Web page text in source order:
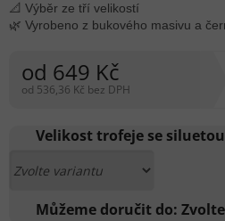
od 649 Kč
od 536,36 Kč bez DPH
cena:
Velikost trofeje se siluetou
Můžeme doručit do:
📐 Výběr ze tří velikostí
🌿 Vyrobeno z bukového masivu a